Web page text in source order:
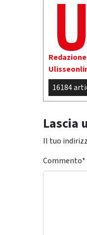
Redazione
16184
Lascia
Il tuo
Commento*